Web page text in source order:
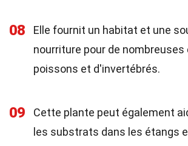
08
Elle fournit un habitat et une
nourriture pour de nombreuses
poissons et d'invertébrés.
09
Cette plante peut également
les substrats dans les étangs